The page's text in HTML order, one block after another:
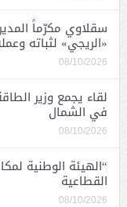
«الريجي» لثباته
08/10/2026
لقاء يجمع وزير
في الشمال
08/10/2026
“الهيئة الوطنية
القطاعية
08/10/2026